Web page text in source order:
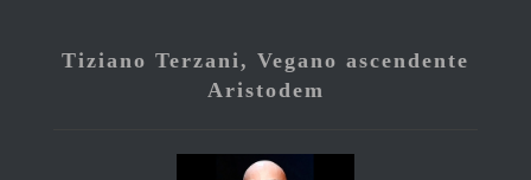
Tiziano Terzani, Vegano ascendente
Aristodem